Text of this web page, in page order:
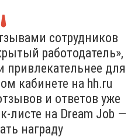
сотрудников
работодатель»,
привлекательнее для
кабинете на hh.ru
и ответов уже
листе на Dream Job —
награду